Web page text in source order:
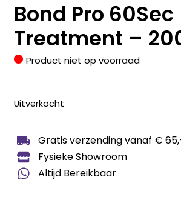
Bond Pro 60Sec
Treatment –
Product niet op voorraad
Uitverkocht
Gratis verzending vanaf €
Fysieke Showroom
Altijd Bereikbaar